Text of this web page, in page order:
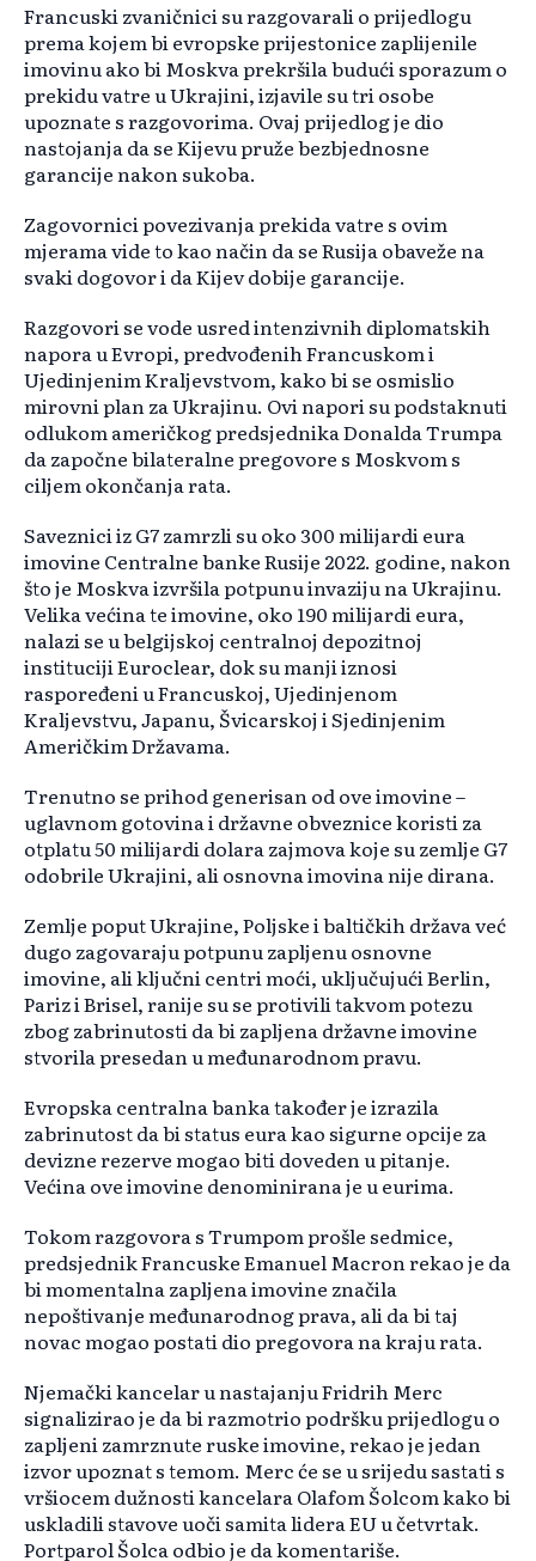
Francuski zvaničnici su razgovarali o prijedlogu
prema kojem bi evropske prijestonice zaplijenile
imovinu ako bi Moskva prekršila budući sporazum o
prekidu vatre u Ukrajini, izjavile su tri osobe
upoznate s razgovorima. Ovaj prijedlog je dio
nastojanja da se Kijevu pruže bezbjednosne
garancije nakon sukoba.
Zagovornici povezivanja prekida vatre s ovim
mjerama vide to kao način da se Rusija obaveže na
svaki dogovor i da Kijev dobije garancije.
Razgovori se vode usred intenzivnih diplomatskih
napora u Evropi, predvođenih Francuskom i
Ujedinjenim Kraljevstvom, kako bi se osmislio
mirovni plan za Ukrajinu. Ovi napori su podstaknuti
odlukom američkog predsjednika Donalda Trumpa
da započne bilateralne pregovore s Moskvom s
ciljem okončanja rata.
Saveznici iz G7 zamrzli su oko 300 milijardi eura
imovine Centralne banke Rusije 2022. godine, nakon
što je Moskva izvršila potpunu invaziju na Ukrajinu.
Velika većina te imovine, oko 190 milijardi eura,
nalazi se u belgijskoj centralnoj depozitnoj
instituciji Euroclear, dok su manji iznosi
raspoređeni u Francuskoj, Ujedinjenom
Kraljevstvu, Japanu, Švicarskoj i Sjedinjenim
Američkim Državama.
Trenutno se prihod generisan od ove imovine –
uglavnom gotovina i državne obveznice koristi za
otplatu 50 milijardi dolara zajmova koje su zemlje G7
odobrile Ukrajini, ali osnovna imovina nije dirana.
Zemlje poput Ukrajine, Poljske i baltičkih država već
dugo zagovaraju potpunu zapljenu osnovne
imovine, ali ključni centri moći, uključujući Berlin,
Pariz i Brisel, ranije su se protivili takvom potezu
zbog zabrinutosti da bi zapljena državne imovine
stvorila presedan u međunarodnom pravu.
Evropska centralna banka također je izrazila
zabrinutost da bi status eura kao sigurne opcije za
devizne rezerve mogao biti doveden u pitanje.
Većina ove imovine denominirana je u eurima.
Tokom razgovora s Trumpom prošle sedmice,
predsjednik Francuske Emanuel Macron rekao je da
bi momentalna zapljena imovine značila
nepoštivanje međunarodnog prava, ali da bi taj
novac mogao postati dio pregovora na kraju rata.
Njemački kancelar u nastajanju Fridrih Merc
signalizirao je da bi razmotrio podršku prijedlogu o
zapljeni zamrznute ruske imovine, rekao je jedan
izvor upoznat s temom. Merc će se u srijedu sastati s
vršiocem dužnosti kancelara Olafom Šolcom kako bi
uskladili stavove uoči samita lidera EU u četvrtak.
Portparol Šolca odbio je da komentariše.